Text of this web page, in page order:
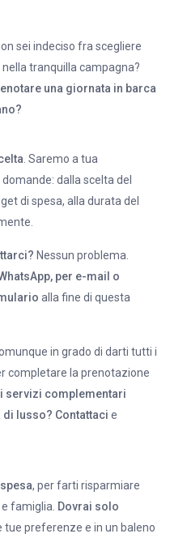
sei indeciso fra scegliere
tranquilla campagna?
una giornata in barca
. Saremo a tua
dalla scelta del
di spesa, alla durata del
Nessun problema.
per e-mail o
alla fine di questa
in grado di darti tutti i
completare la prenotazione
servizi complementari
lusso? Contattaci e
, per farti risparmiare
famiglia. Dovrai solo
tue preferenze e in un baleno